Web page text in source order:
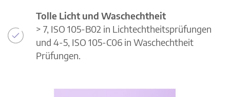
Tolle Licht und Waschechtheit
> 7, ISO 105-B02 in Lichtechtheitsprüfungen
und 4-5, ISO 105-C06 in Waschechtheit
Prüfungen.